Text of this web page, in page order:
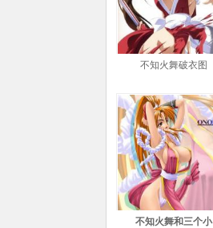
不知火舞破衣图
不知火舞和三个小